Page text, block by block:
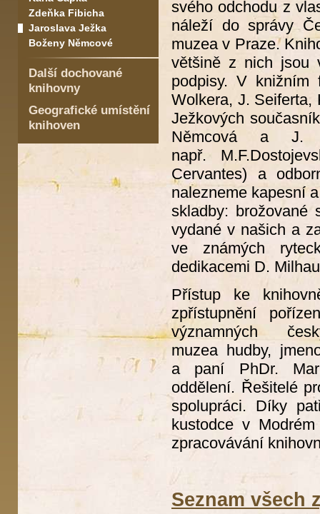
Zdeňka Fibicha
Jaroslava Ježka
Boženy Němcové
Další dochované
knihovny
Geografické umístění
knihoven
svého odchodu z
náleží do správy
muzea v Praze.
většině z nich jsou
podpisy. V knižním
Wolkera, J. Seiferta,
Ježkových
Němcová a J.
např.
Cervantes) a
nalezneme kapesní
skladby: brožované
vydané v našich a
ve známých
dedikacemi D.
Přístup ke
zpřístupnění
významných
muzea hudby,
a paní PhDr.
oddělení. Řešitelé
spolupráci. Díky
kustodce v
zpracovávání
Seznam všech